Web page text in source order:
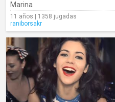
Marina
11 años | 1358 jugadas
raniborsakr